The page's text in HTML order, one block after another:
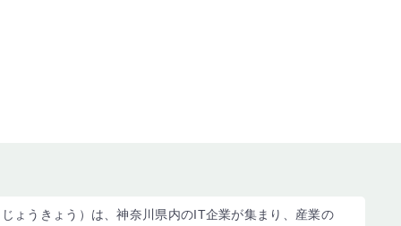
ょうきょう）は、神奈川県内のIT企業が集まり、産業の